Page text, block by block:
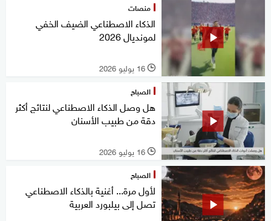
منصات
الذكاء الاصطناعي الضيف الخفي
لمونديال 2026
l 16 يوليو 2026
الصباح
هل وصل الذكاء الاصطناعي لنتائج أكثر
دقة من طبيب الأسنان
l 16 يوليو 2026
الصباح
لأول مرة... أغنية بالذكاء الاصطناعي
تصل إلى بيلبورد العربية